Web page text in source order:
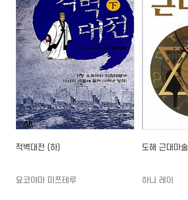
적벽대전 (하)
요코야마 미쯔테루
도해 근대마술
하니 레이